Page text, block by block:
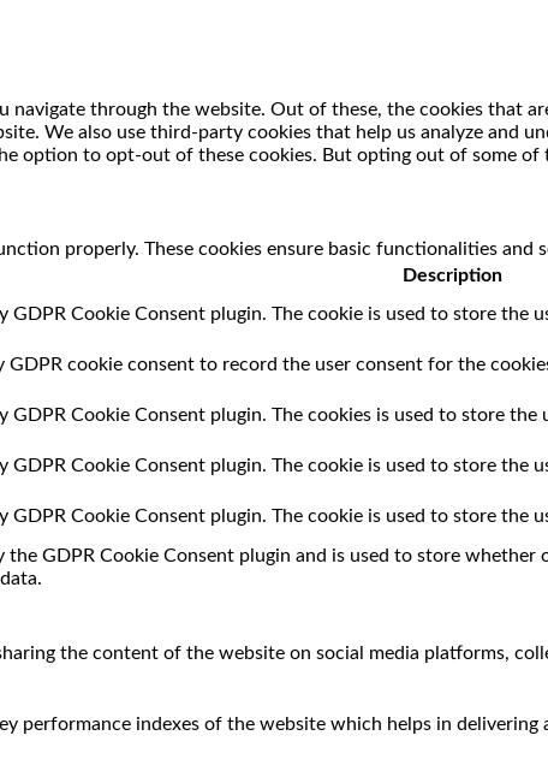
through the website. Out of these, the cookies that
We also use third-party cookies that help us analyze and
option to opt-out of these cookies. But opting out of some of
properly. These cookies ensure basic functionalities and
Description
GDPR Cookie Consent plugin. The cookie is used to store the
GDPR cookie consent to record the user consent for the
GDPR Cookie Consent plugin. The cookies is used to store
GDPR Cookie Consent plugin. The cookie is used to store the
GDPR Cookie Consent plugin. The cookie is used to store the
the GDPR Cookie Consent plugin and is used to store
the content of the website on social media platforms,
performance indexes of the website which helps in